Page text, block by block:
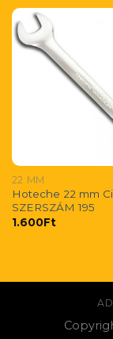
22 MM
Hoteche 22 mm
SZERSZÁM 195
1.600Ft